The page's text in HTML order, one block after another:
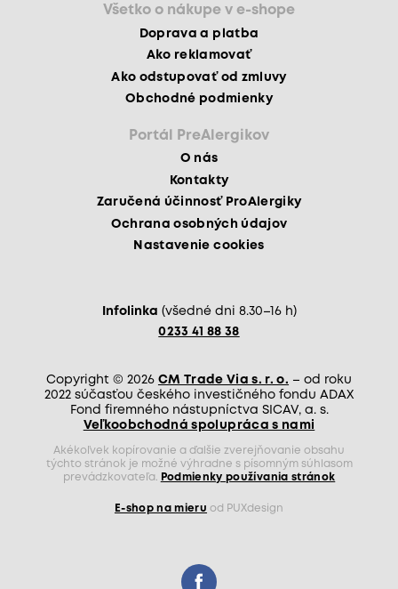
Všetko o nákupe v e-shope
Doprava a platba
Ako reklamovať
Ako odstupovať od zmluvy
Obchodné podmienky
Portál PreAlergikov
O nás
Kontakty
Zaručená účinnosť ProAlergiky
Ochrana osobných údajov
Nastavenie cookies
Infolinka (všedné dni 8.30–16 h)
0233 41 88 38
Copyright © 2026 CM Trade Via s. r. o. – od roku
2022 súčasťou českého investičného fondu ADAX
Fond firemného nástupníctva SICAV, a. s.
Veľkoobchodná spolupráca s nami
Akékoľvek kopírovanie a ďalšie zverejňovanie obsahu
týchto stránok je možné výhradne s písomným súhlasom
prevádzkovateľa.
Podmienky používania stránok
E-shop na mieru od PUXdesign